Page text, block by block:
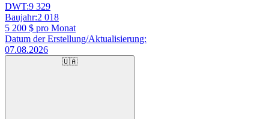
DWT:9 329
Baujahr:2 018
5 200 $ pro Monat
Datum der Erstellung/Aktualisierung:
07.08.2026
🇺🇦